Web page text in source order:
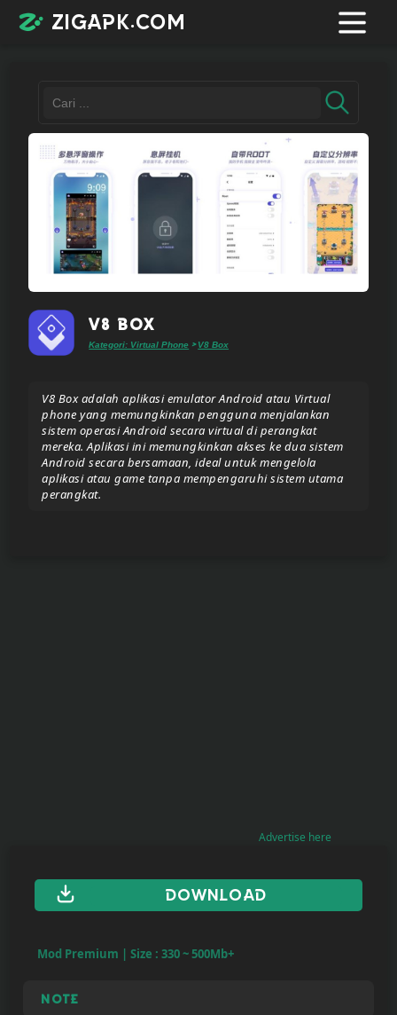
zigapk.com
Register
Contacts
Request
Donate/Support
Report
Wallpaper
V8 Box
Kategori: Virtual Phone > V8 Box
V8 Box adalah aplikasi emulator Android atau Virtual
phone yang memungkinkan pengguna menjalankan
sistem operasi Android secara virtual di perangkat
mereka. Aplikasi ini memungkinkan akses ke dua sistem
Android secara bersamaan, ideal untuk mengelola
aplikasi atau game tanpa mempengaruhi sistem utama
perangkat.
Advertise here
DOWNLOAD
Mod Premium | Size : 330 ~ 500Mb+
Note